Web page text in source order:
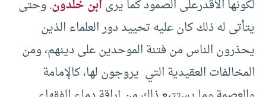
لكونها الأقدرعلى الصمود كما يرىابن خلدون. وحتى
يتأتى له ذلك كان عليه تحييد دور العلماء الذين
يحذرون الناس من فتنة الموحدين على دينهم، ومن
المخالفات العقيدية التي يروجون لها، كالإمامة